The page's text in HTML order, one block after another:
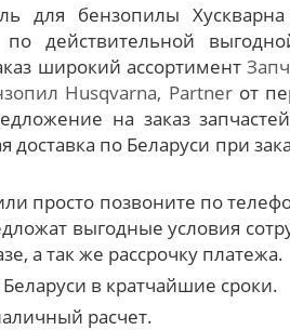
для бензопилы
действительной
широкий ассортимент
Husqvarna, Partnerот
на заказ
доставка по Беларуси при
просто позвоните по
выгодные условия
а так же рассрочку платежа.
в кратчайшие сроки.
расчет.